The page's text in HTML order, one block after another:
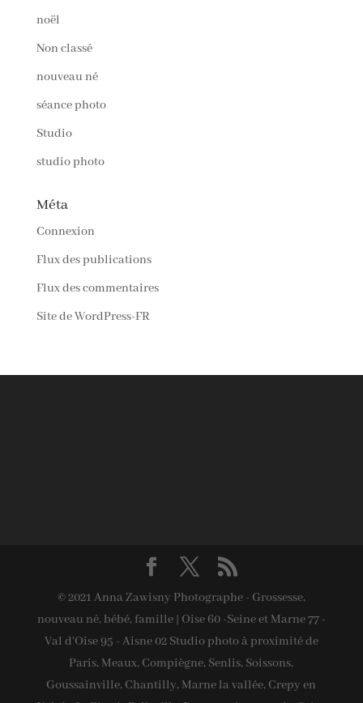
noël
Non classé
nouveau né
séance photo
Studio
studio photo
Méta
Connexion
Flux des publications
Flux des commentaires
Site de WordPress-FR
© 2021 Anna Zawisny Photographe - Grossesse,
nouveau né, bébé, famille | Oise 60 -Seine et Marne 77 -
Val d'Oise 95 - Aisne 02 Studio photo à proximité de
Paris, Meaux, Compiègne, Senlis, Soissons,
Goussainville, Chantilly, Marne la vallée, Crepy en